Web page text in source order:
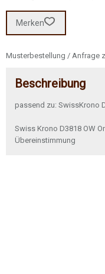
Merken
Musterbestellung / Anfrage
Beschreibung
passend zu: SwissKrono
Swiss Krono D3818 OW
Übereinstimmung